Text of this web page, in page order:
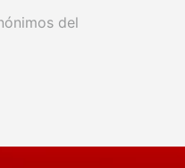
del